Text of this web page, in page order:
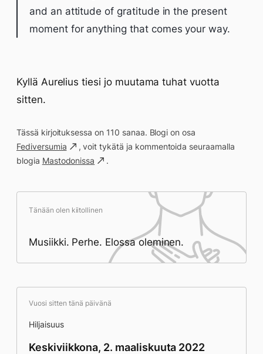
and an attitude of gratitude in the present
moment for anything that comes your way.
Kyllä Aurelius tiesi jo muutama tuhat vuotta
sitten.
Tässä kirjoituksessa on 110 sanaa. Blogi on osa
Fediversumia
, voit tykätä ja kommentoida seuraamalla
blogia Mastodonissa .
Tänään olen kiitollinen
Musiikki. Perhe. Elossa oleminen.
Vuosi sitten tänä päivänä
Hiljaisuus
Keskiviikkona, 2. maaliskuuta 2022